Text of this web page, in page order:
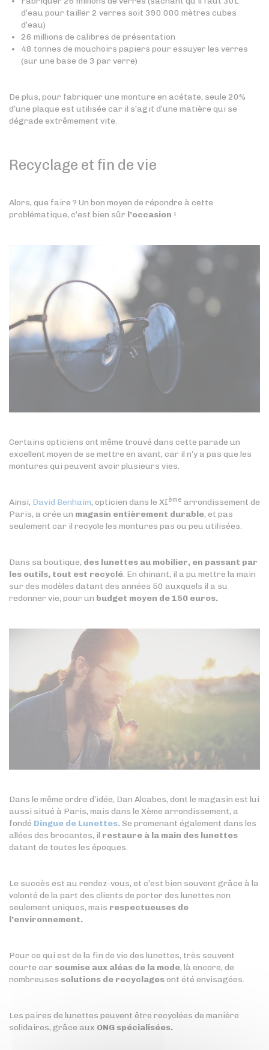
d’eau pour tailler 2 verres soit 390 000 mètres cubes
d’eau)
26 millions de calibres de présentation
48 tonnes de mouchoirs papiers pour essuyer les verres
(sur une base de 3 par verre)
De plus, pour fabriquer une monture en acétate, seule 20%
d’une plaque est utilisée car il s’agit d’une matière qui se
dégrade extrêmement vite.
Recyclage et fin de vie
Alors, que faire ? Un bon moyen de répondre à cette
problématique, c’est bien sûr l’occasion !
Certains opticiens ont même trouvé dans cette parade un
excellent moyen de se mettre en avant, car il n’y a pas que les
montures qui peuvent avoir plusieurs vies.
Ainsi, David Benhaim, opticien dans le XIème arrondissement de
Paris, a crée un magasin entièrement durable, et pas
seulement car il recycle les montures pas ou peu utilisées.
Dans sa boutique, des lunettes au mobilier, en passant par
les outils, tout est recyclé. En chinant, il a pu mettre la main
sur des modèles datant des années 50 auxquels il a su
redonner vie, pour un budget moyen de 150 euros.
Dans le même ordre d’idée, Dan Alcabes, dont le magasin est lui
aussi situé à Paris, mais dans le Xème arrondissement, a
fondé Dingue de Lunettes.Se promenant également dans les
allées des brocantes, il restaure à la main des lunettes
datant de toutes les époques.
Le succès est au rendez-vous, et c’est bien souvent grâce à la
volonté de la part des clients de porter des lunettes non
seulement uniques, mais respectueuses de
l’environnement.
Pour ce qui est de la fin de vie des lunettes, très souvent
courte car soumise aux aléas de la mode, là encore, de
nombreuses solutions de recyclagesont été envisagées.
Les paires de lunettes peuvent être recyclées de manière
solidaires, grâce aux ONG spécialisées.